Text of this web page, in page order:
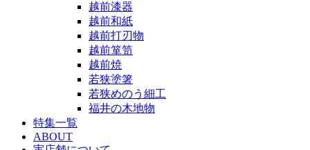
越前漆器
越前和紙
越前打刃物
越前箪笥
越前焼
若狭塗箸
若狭めのう細工
福井の木地物
特集一覧
ABOUT